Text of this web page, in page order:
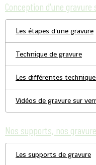
Conception d'une
Les étapes d'une gravure
Technique de gravure
Les différentes
Vidéos de gravure sur
Nos supports, nos
Les supports de gravure